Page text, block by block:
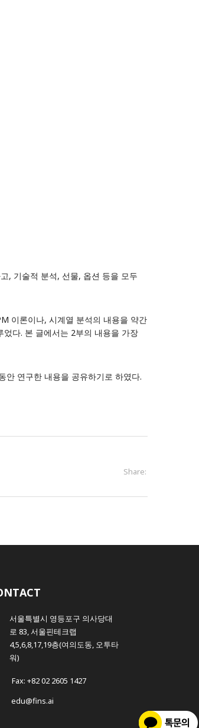
, 기술적 분석, 선물, 옵션 등을 모두
이론이나, 시계열 분석의 내용을 약간
다. 본 글에서는 2부의 내용을 가장
안 연구한 내용을 공유하기로 하였다.
Share:
서울특별시 영등포구 의사당대
로 83, 서울핀테크랩
4,5,6,8,17,19층(여의도동, 오투타
워)
Fax: +82 02 2605 1427
edu@fins.ai